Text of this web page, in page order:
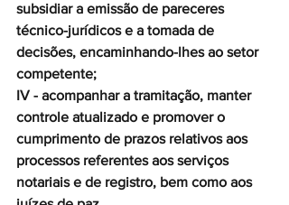
subsidiar a emissão de pareceres
técnico-jurídicos e a tomada de
decisões, encaminhando-lhes ao setor
competente;
IV - acompanhar a tramitação, manter
controle atualizado e promover o
cumprimento de prazos relativos aos
processos referentes aos serviços
notariais e de registro, bem como aos